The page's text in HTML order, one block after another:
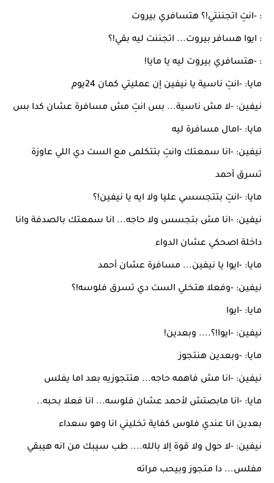
: -انتِ اتجننتي!؟ هتسافري بيروت
: ايوا هسافر بيروت... اتجننت ليه بقي!؟
: -هتسافري بيروت ليه يا مايا!
مايا: -انتِ ناسية يا نيفين إن عمليتي كمان 24يوم
نيفين: -لا مش ناسية... بس انتِ مش مسافرة عشان كدا بس
مايا: -امال مسافرة ليه
نيفين: -انا سمعتك وانتِ بتتكلمى مع الست دي اللي عاوزة
تسرق أحمد
مايا: -انتِ بتتجسسي عليا ولا ايه يا نيفين!؟
نيفين: -انا مش بتجسس ولا حاجه... انا سمعتك بالصدفة وانا
داخلة اصحكي عشان الدواء
مايا: -ايوا يا نيفين... مسافرة عشان أحمد
نيفين: -وفعلا هتخلي الست دي تسرق فلوسه!؟
مايا: -ايوا
نيفين: -ايوا!؟.... وبعدين!
مايا: -وبعدين هنتجوز
نيفين: -انا مش فاهمه حاجه... هتتجوزيه بعد اما يفلس
مايا: -انا مابصتش لأحمد عشان فلوسه... انا فعلا بحبه..
بعدين انا عندي فلوس كفاية تخليني انا وهو سعداء
نيفين: -لا حول ولا قوة إلا بالله.... طب سيبك من انه هيبقي
مفلس... دا متجوز وبيحب مراته